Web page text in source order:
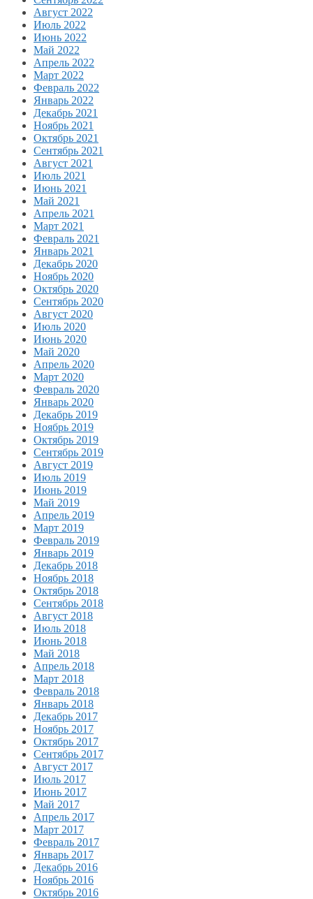
Август 2022
Июль 2022
Июнь 2022
Май 2022
Апрель 2022
Март 2022
Февраль 2022
Январь 2022
Декабрь 2021
Ноябрь 2021
Октябрь 2021
Сентябрь 2021
Август 2021
Июль 2021
Июнь 2021
Май 2021
Апрель 2021
Март 2021
Февраль 2021
Январь 2021
Декабрь 2020
Ноябрь 2020
Октябрь 2020
Сентябрь 2020
Август 2020
Июль 2020
Июнь 2020
Май 2020
Апрель 2020
Март 2020
Февраль 2020
Январь 2020
Декабрь 2019
Ноябрь 2019
Октябрь 2019
Сентябрь 2019
Август 2019
Июль 2019
Июнь 2019
Май 2019
Апрель 2019
Март 2019
Февраль 2019
Январь 2019
Декабрь 2018
Ноябрь 2018
Октябрь 2018
Сентябрь 2018
Август 2018
Июль 2018
Июнь 2018
Май 2018
Апрель 2018
Март 2018
Февраль 2018
Январь 2018
Декабрь 2017
Ноябрь 2017
Октябрь 2017
Сентябрь 2017
Август 2017
Июль 2017
Июнь 2017
Май 2017
Апрель 2017
Март 2017
Февраль 2017
Январь 2017
Декабрь 2016
Ноябрь 2016
Октябрь 2016